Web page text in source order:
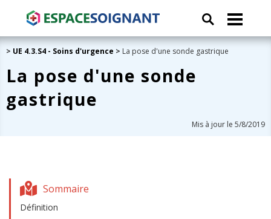
> UE 4.3.S4 - Soins d'urgence > La pose d'une sonde gastrique
La pose d'une sonde
gastrique
Mis à jour le 5/8/2019
Sommaire
Définition